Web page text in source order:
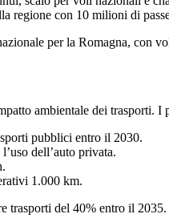
regione con 10 milioni di
per la Romagna, con
ambientale dei trasporti.
pubblici entro il 2030.
dell’auto privata.
1.000 km.
trasporti del 40% entro il 2035.